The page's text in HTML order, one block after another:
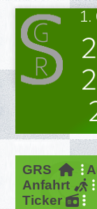
GRS
Anfahrt
Ticker